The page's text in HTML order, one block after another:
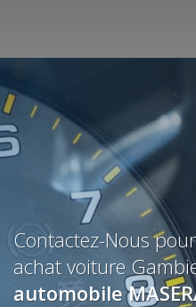
Contactez-Nous
achat voiture
automobile